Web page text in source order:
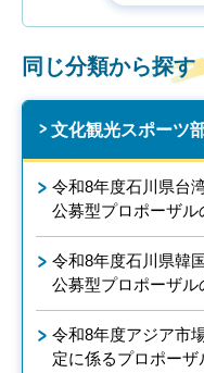
同じ分類から探す
文化観光スポーツ
令和8年度石川県台
公募型プロポーザル
令和8年度石川県韓
公募型プロポーザル
令和8年度アジア市
定に係るプロポーザ